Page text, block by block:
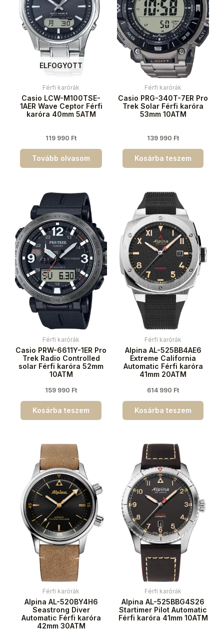
ELFOGYOTT
Férfi karórák
Casio LCW-M100TSE-
1AER Wave Ceptor Férfi
karóra 40mm 5ATM
119 990 Ft
Tovább olvasom
Férfi karórák
Casio PRG-340T-7ER Pro
Trek Solar Férfi karóra
53mm 10ATM
139 990 Ft
Kosárba teszem
Férfi karórák
Casio PRW-6611Y-1ER Pro
Trek Radio Controlled
solar Férfi karóra 52mm
10ATM
159 990 Ft
Kosárba teszem
Férfi karórák
Alpina AL-525BB4AE6
Extreme California
Automatic Férfi karóra
41mm 20ATM
614 990 Ft
Kosárba teszem
Férfi karórák
Alpina AL-520BY4H6
Seastrong Diver
Automatic Férfi karóra
42mm 30ATM
Férfi karórák
Alpina AL-525BBG4S26
Startimer Pilot Automatic
Férfi karóra 41mm 10ATM